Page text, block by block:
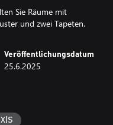
Sie Räume mit
und zwei Tapeten.
Veröffentlichungsdatum
25.6.2025